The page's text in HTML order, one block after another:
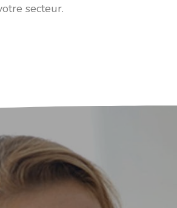
secteur.